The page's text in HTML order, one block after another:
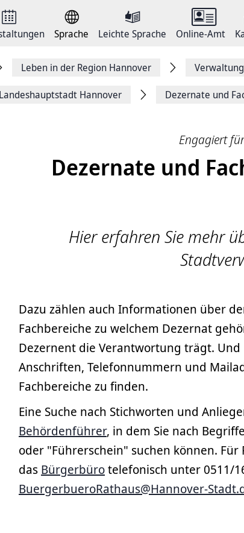
Sprache Leichte Sprache Online-Amt
Leben in der Region Hannover
Hannover Dezernate und
Engagiert
Dezernate und
Hier erfahren Sie mehr
Dazu zählen auch Informationen über
Fachbereiche zu welchem Dezernat
Dezernent die Verantwortung trägt.
Anschriften, Telefonnummern und
Fachbereiche zu finden.
Eine Suche nach Stichworten und
Behördenführer, in dem Sie nach
oder "Führerschein" suchen können.
das Bürgerbürotelefonisch unter 0511/
BuergerbueroRathaus@Hannover-